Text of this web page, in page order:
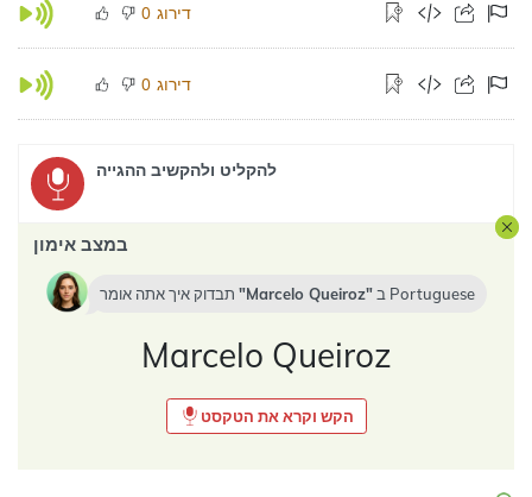
0 דירוג
0 דירוג
להקליט ולהקשיב ההגייה
במצב אימון
Marcelo Queiroz ב Portuguese
Marcelo Queiroz
הקש וקרא את הטקסט